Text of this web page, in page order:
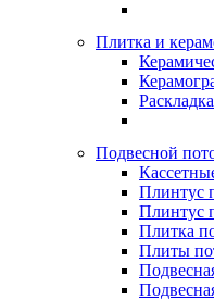
Плитка и
Подвесной
Плинтус
Плинтус
Плитка
Плиты